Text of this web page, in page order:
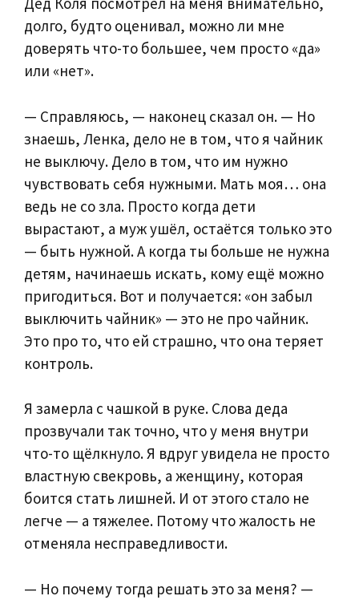
долго, будто оценивал, можно ли мне
доверять что-то большее, чем просто «да»
или «нет».
— Справляюсь, — наконец сказал он. — Но
знаешь, Ленка, дело не в том, что я чайник
не выключу. Дело в том, что им нужно
чувствовать себя нужными. Мать моя… она
ведь не со зла. Просто когда дети
вырастают, а муж ушёл, остаётся только это
— быть нужной. А когда ты больше не нужна
детям, начинаешь искать, кому ещё можно
пригодиться. Вот и получается: «он забыл
выключить чайник» — это не про чайник.
Это про то, что ей страшно, что она теряет
контроль.
Я замерла с чашкой в руке. Слова деда
прозвучали так точно, что у меня внутри
что-то щёлкнуло. Я вдруг увидела не просто
властную свекровь, а женщину, которая
боится стать лишней. И от этого стало не
легче — а тяжелее. Потому что жалость не
отменяла несправедливости.
— Но почему тогда решать это за меня? —